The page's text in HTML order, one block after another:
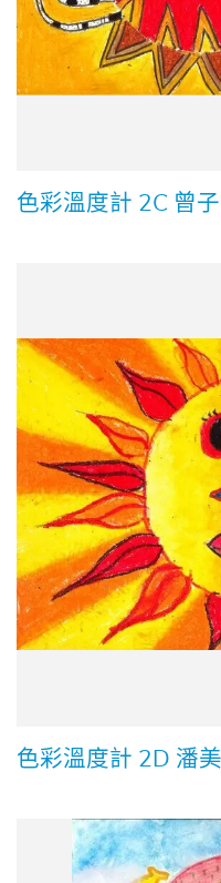
色彩溫度計 2C 曾
色彩溫度計 2D 潘